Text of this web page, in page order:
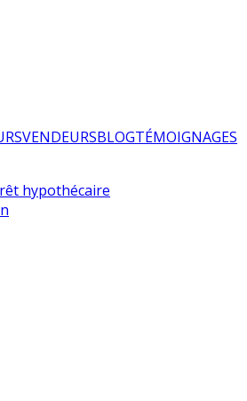
VENDEURSBLOGTÉMOIGNAGES
hypothécaire